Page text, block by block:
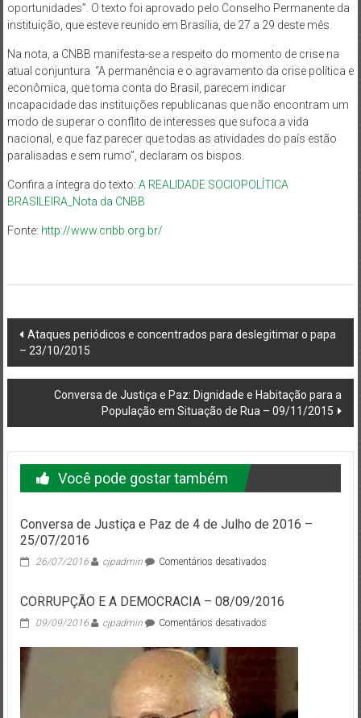
oportunidades”. O texto foi aprovado pelo Conselho Permanente da
instituição, que esteve reunido em Brasília, de 27 a 29 deste mês.
Na nota, a CNBB manifesta-se a respeito do momento de crise na
atual conjuntura. “A permanência e o agravamento da crise política e
econômica, que toma conta do Brasil, parecem indicar
incapacidade das instituições republicanas que não encontram um
modo de superar o conflito de interesses que sufoca a vida
nacional, e que faz parecer que todas as atividades do país estão
paralisadas e sem rumo”, declaram os bispos.
Confira a íntegra do texto: A REALIDADE SOCIOPOLÍTICA
BRASILEIRA_Nota da CNBB
Fonte: http://www.cnbb.org.br/
Navegação
do
Ataques periódicos e concentrados para deslegitimar o papa
– 23/10/2015
Conversa de Justiça e Paz: Dignidade e Habitação para a
População em Situação de Rua – 09/11/2015
Você pode gostar também
Conversa de Justiça e Paz de 4 de Julho de 2016 –
25/07/2016
26/07/2016 cjpadmin Comentários desativadosem
Justiça
e
de
CORRUPÇÃO E A DEMOCRACIA – 08/09/2016
09/09/2016 cjpadmin Comentários desativadosem
DEMOCRACIA
08/09/2016